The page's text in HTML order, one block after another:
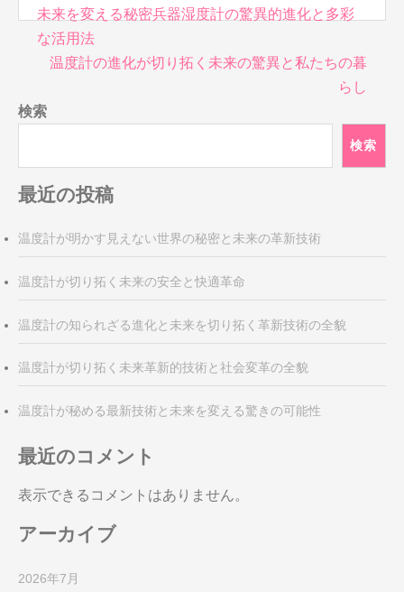
投
稿
ナ
ゲ
ー
ョ
ン
未来を変える秘密兵器湿度計の驚異的進化と多彩
な活用法
温度計の進化が切り拓く未来の驚異と私たちの暮
らし
検索
検索
最近の投稿
温度計が明かす見えない世界の秘密と未来の革新技術
温度計が切り拓く未来の安全と快適革命
温度計の知られざる進化と未来を切り拓く革新技術の全貌
温度計が切り拓く未来革新的技術と社会変革の全貌
温度計が秘める最新技術と未来を変える驚きの可能性
最近のコメント
表示できるコメントはありません。
アーカイブ
2026年7月